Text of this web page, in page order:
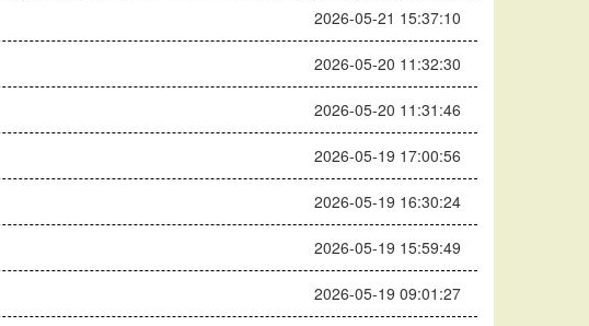
2026-05-21 15:37:10
2026-05-20 11:32:30
2026-05-20 11:31:46
2026-05-19 17:00:56
2026-05-19 16:30:24
2026-05-19 15:59:49
2026-05-19 09:01:27